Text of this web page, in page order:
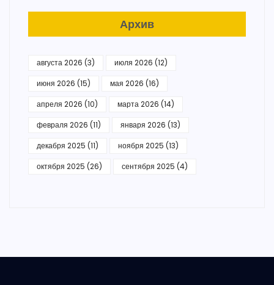
Архив
августа 2026 (3) июля 2026 (12)
июня 2026 (15) мая 2026 (16)
апреля 2026 (10) марта 2026 (14)
февраля 2026 (11) января 2026 (13)
декабря 2025 (11) ноября 2025 (13)
октября 2025 (26) сентября 2025 (4)